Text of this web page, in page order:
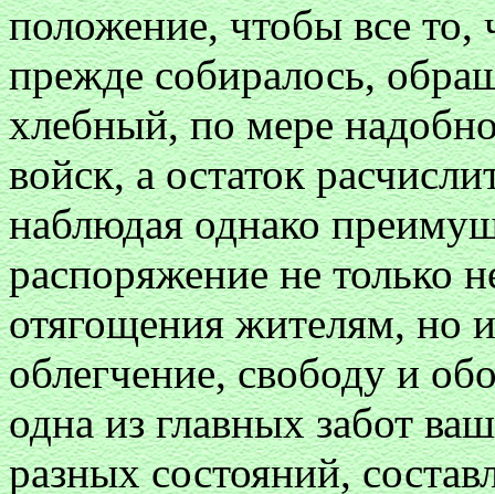
положение, чтобы все то,
прежде собиралось,
хлебный, по мере
войск, а остаток
наблюдая однако
распоряжение не только
отягощения жителям, но
облегчение, свободу и
одна из главных забот
разных состояний,